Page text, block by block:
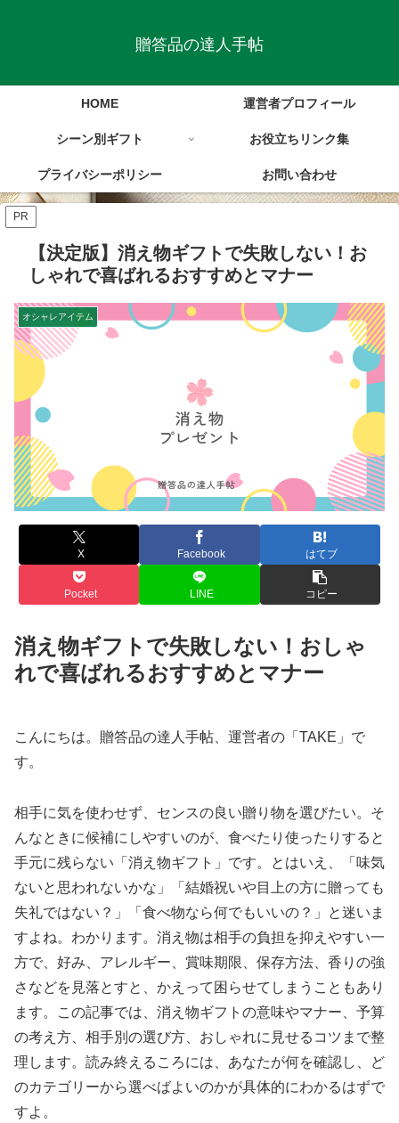
贈答品の達人手帖
HOME 運営者プロフィール
シーン別ギフト お役立ちリンク集
プライバシーポリシー お問い合わせ
PR
【決定版】消え物ギフトで失敗しない！お
しゃれで喜ばれるおすすめとマナー
オシャレアイテム
X Facebook はてブ
Pocket LINE コピー
消え物ギフトで失敗しない！おしゃ
れで喜ばれるおすすめとマナー
こんにちは。贈答品の達人手帖、運営者の「TAKE」で
す。
相手に気を使わせず、センスの良い贈り物を選びたい。そ
んなときに候補にしやすいのが、食べたり使ったりすると
手元に残らない「消え物ギフト」です。とはいえ、「味気
ないと思われないかな」「結婚祝いや目上の方に贈っても
失礼ではない？」「食べ物なら何でもいいの？」と迷いま
すよね。わかります。消え物は相手の負担を抑えやすい一
方で、好み、アレルギー、賞味期限、保存方法、香りの強
さなどを見落とすと、かえって困らせてしまうこともあり
ます。この記事では、消え物ギフトの意味やマナー、予算
の考え方、相手別の選び方、おしゃれに見せるコツまで整
理します。読み終えるころには、あなたが何を確認し、ど
のカテゴリーから選べばよいのかが具体的にわかるはずで
すよ。